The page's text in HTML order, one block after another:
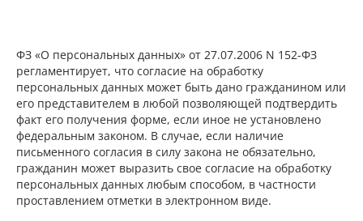
ФЗ «О персональных данных» от 27.07.2006 N 152-ФЗ
регламентирует, что согласие на обработку
персональных данных может быть дано гражданином или
его представителем в любой позволяющей подтвердить
факт его получения форме, если иное не установлено
федеральным законом. В случае, если наличие
письменного согласия в силу закона не обязательно,
гражданин может выразить свое согласие на обработку
персональных данных любым способом, в частности
проставлением отметки в электронном виде.